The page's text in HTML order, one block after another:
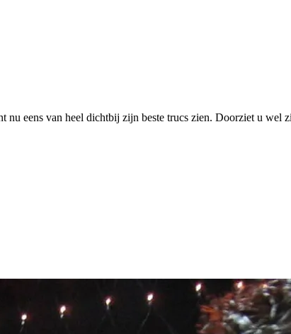
eens van heel dichtbij zijn beste trucs zien. Doorziet u